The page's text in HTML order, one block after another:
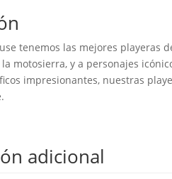
tenemos las mejores playeras
motosierra, y a personajes
impresionantes, nuestras
adicional